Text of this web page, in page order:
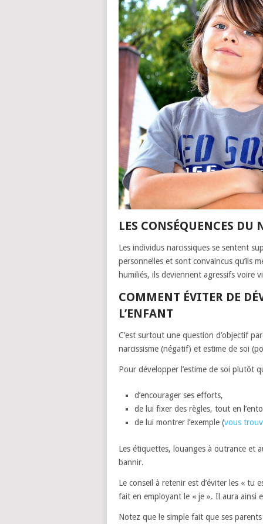
LES CONSÉQUENCES DU
Les individus narcissiques se sentent
personnelles et sont convaincus qu’ils
humiliés, ils deviennent agressifs voire
COMMENT ÉVITER DE
L’ENFANT
C’est surtout une question d’objectif
narcissisme (négatif) et estime de soi
Pour développer l’estime de soi plutôt
d’encourager ses efforts,
de lui fixer des règles, tout en
de lui montrer l’exemple (vous
Les étiquettes, louanges à outrance et
bannir.
Le conseil à retenir est d’éviter les « tu
fait en employant le « je ». Il aura ainsi
Notez que le simple fait que ses